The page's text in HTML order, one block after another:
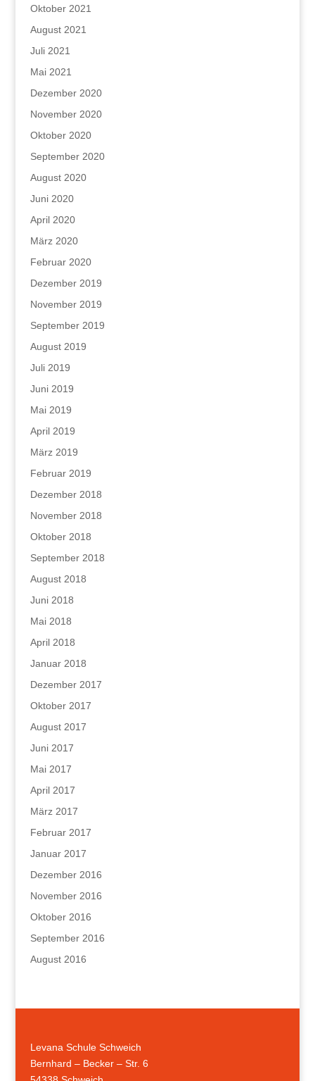
Oktober 2021
August 2021
Juli 2021
Mai 2021
Dezember 2020
November 2020
Oktober 2020
September 2020
August 2020
Juni 2020
April 2020
März 2020
Februar 2020
Dezember 2019
November 2019
September 2019
August 2019
Juli 2019
Juni 2019
Mai 2019
April 2019
März 2019
Februar 2019
Dezember 2018
November 2018
Oktober 2018
September 2018
August 2018
Juni 2018
Mai 2018
April 2018
Januar 2018
Dezember 2017
Oktober 2017
August 2017
Juni 2017
Mai 2017
April 2017
März 2017
Februar 2017
Januar 2017
Dezember 2016
November 2016
Oktober 2016
September 2016
August 2016
Levana Schule Schweich
Bernhard – Becker – Str. 6